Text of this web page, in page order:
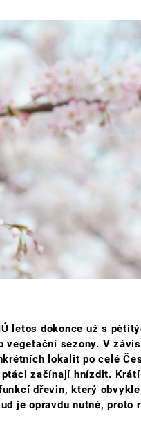
letos dokonce už s
sezony. V
lokalit po celé
začínají hnízdit.
dřevin, který
je opravdu nutné, proto